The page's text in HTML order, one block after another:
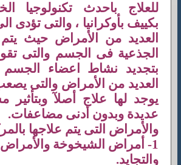
للعلاج باحدث تكنولوجيا
بكييف بأوكرانيا ، والتى تؤدى
العديد من الأمراض حيث يتم
الجذعية فى الجسم والتى
بتجديد نشاط اعضاء
العديد من الأمراض والتى
يوجد لها علاج أصلآ وبتأثير
عديدة وبدون أدنى مضاعفات.
والأمراض التى يتم علاجها
1- أمراض الشيخوخة
والتجايد.